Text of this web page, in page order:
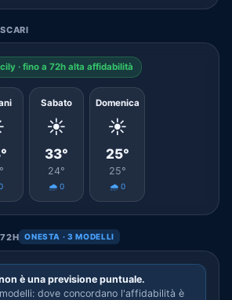
· fino a 72h alta affidabilità
Sabato
☀️
33°
24°
🌧️ 0
Domenica
☀️
25°
25°
🌧️ 0
72H ONESTA · 3 MODELLI
è una previsione puntuale.
dove concordano l'affidabilità è